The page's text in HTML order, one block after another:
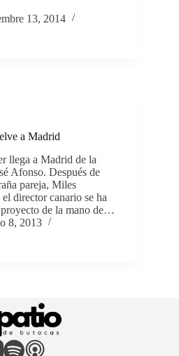
13, 2014
a Madrid
llega a Madrid de la
Afonso. Después de
pareja, Miles
director canario se ha
proyecto de la mano de…
8, 2013